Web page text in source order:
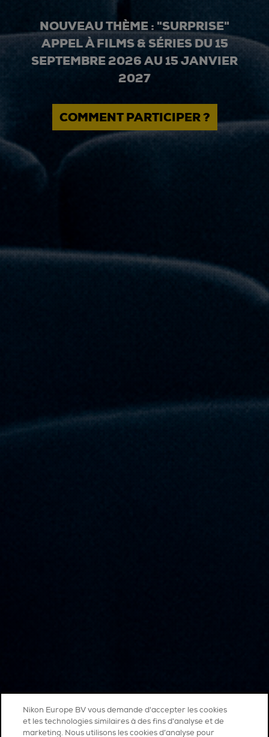
NOUVEAU THÈME : "SURPRISE"
APPEL À FILMS & SÉRIES DU 15
SEPTEMBRE 2026 AU 15 JANVIER
2027
COMMENT PARTICIPER ?
Nikon Europe BV vous demande d'accepter les cookies
et les technologies similaires à des fins d'analyse et de
marketing. Nous utilisons les cookies d’analyse pour